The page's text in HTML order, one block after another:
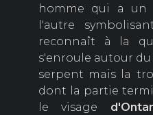
homme qui a un
l'autre
reconnaît à la
s'enroule autour
serpent mais la
dont la partie
le visage